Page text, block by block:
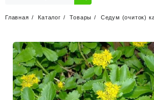
Главная Каталог Товары Седум (очиток)